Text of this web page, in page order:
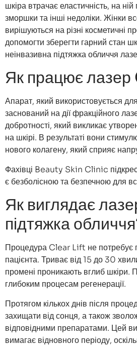
шкіра втрачає еластичність, на
зморшки та інші недоліки. Жінки
вирішуються на різні косметичні
допомогти зберегти гарний стан
неінвазивна підтяжка обличчя
Як працює
Апарат, який використовується
заснований на дії фракційного
добротності, який викликає
на шкірі. В результаті вони
нового колагену, який сприяє
Фахівці Beauty Skin Clinic
є безболісною та безпечною для
Як виглядає
підтяжка
Процедура Clear Lift не потребує
пацієнта. Триває від 15 до 30
промені проникають вглиб шкіри.
глибоким процесам регенерації.
Протягом кількох днів після
захищати від сонця, а також
відповідними препаратами. Цей
вимагає відновного періоду,